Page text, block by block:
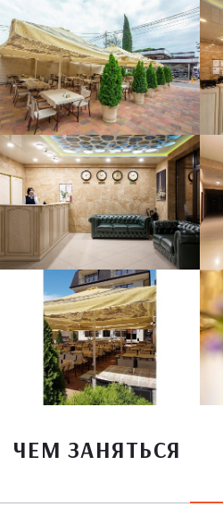
ЧЕМ ЗАНЯТЬСЯ